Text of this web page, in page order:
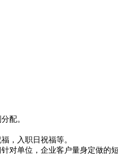
配。
，入职日祝福等。
对单位，企业客户量身定做的